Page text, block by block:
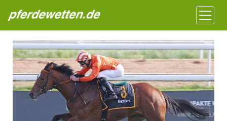
Pferdewetten News
Menü
öffnen